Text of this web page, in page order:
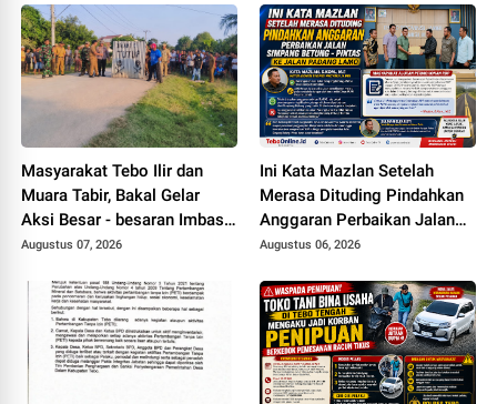
Masyarakat Tebo Ilir dan
Muara Tabir, Bakal Gelar
Aksi Besar - besaran Imbas
Jalan Simpang Betung -
2027
Augustus 07, 2026
Ini Kata Mazlan Setelah
Merasa Dituding Pindahkan
Anggaran Perbaikan Jalan
Simpang Betung - Pintas ke
Augustus 06, 2026